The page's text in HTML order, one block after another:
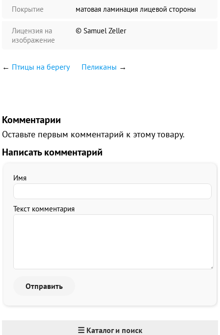
Покрытие матовая ламинация лицевой стороны
Лицензия на
изображение
© Samuel Zeller
← Птицы на берегу Пеликаны →
Комментарии
Оставьте первым комментарий к этому товару.
Написать комментарий
Имя
Текст комментария
☰ Каталог и поиск